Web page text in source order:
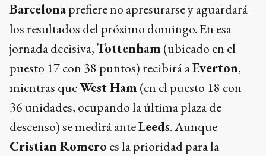
Barcelonaprefiere no apresurarse y aguardará
los resultados del próximo domingo. En esa
jornada decisiva,Tottenham (ubicado en el
puesto 17 con 38 puntos) recibirá aEverton,
mientras queWest Ham (en el puesto 18 con
36 unidades, ocupando la última plaza de
descenso) se medirá anteLeeds. Aunque
Cristian Romero es la prioridad para la